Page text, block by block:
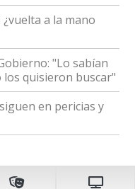
a la mano
"Lo sabían
los quisieron buscar"
en pericias y